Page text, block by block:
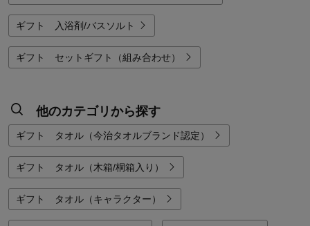
ギフト 入浴剤/バスソルト
ギフト セットギフト（組み合わせ）
他のカテゴリから探す
ギフト タオル（今治タオルブランド認定）
ギフト タオル（木箱/桐箱入り）
ギフト タオル（キャラクター）